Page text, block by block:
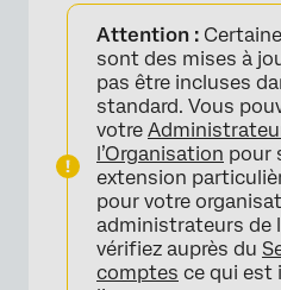
Attention :
sont des mises à
pas être incluses
standard. Vous
votre
l’Organisation pour
extension
pour votre
administrateurs de
vérifiez auprès du
comptes ce qui est